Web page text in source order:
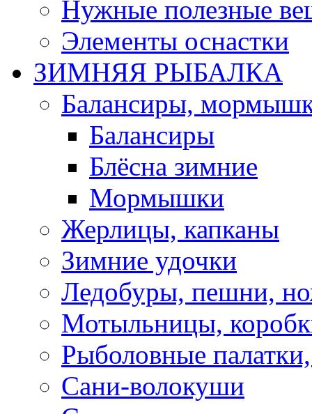
Нужные полезные
Элементы оснастки
ЗИМНЯЯ РЫБАЛКА
Балансиры,
Балансиры
Блёсна зимние
Мормышки
Жерлицы, капканы
Зимние удочки
Ледобуры, пешни,
Мотыльницы,
Рыболовные
Сани-волокуши